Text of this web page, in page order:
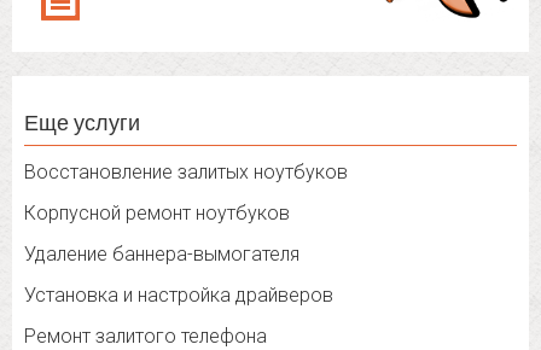
Еще услуги
Восстановление залитых ноутбуков
Корпусной ремонт ноутбуков
Удаление баннера-вымогателя
Установка и настройка драйверов
Ремонт залитого телефона